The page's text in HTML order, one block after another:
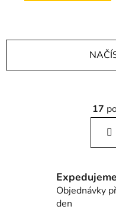
17
Objednávky
den